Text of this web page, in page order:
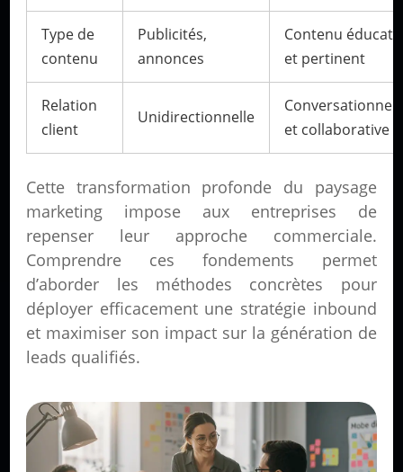
Type de
contenu
Publicités,
annonces
Contenu éducatif
et pertinent
Relation
client
Unidirectionnelle
et collaborative
Cette transformation profonde du paysage
marketing impose aux entreprises de
repenser leur approche commerciale.
Comprendre ces fondements permet
d’aborder les méthodes concrètes pour
déployer efficacement une stratégie inbound
et maximiser son impact sur la génération de
leads qualifiés.